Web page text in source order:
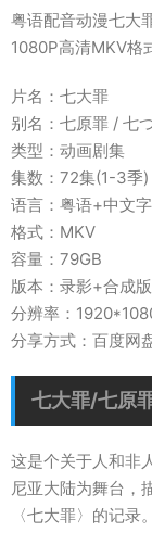
粤语配音动漫七大
1080P高清MKV格
片名：七大罪
别名：七原罪 / 七
类型：动画剧集
集数：72集(1-3季)
语言：粤语+中文
格式：MKV
容量：79GB
版本：录影+合成版
分辨率：
分享方式：百度网
七大罪/七原
这是个关于人和非
尼亚大陆为舞台
〈七大罪〉的记录。